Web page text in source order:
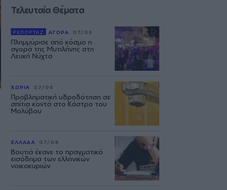
Τελευταία Θέματα
ΡΕΠΟΡΤΑΖ ΑΓΟΡΑ 07/08
Πλημμύρισε από κόσμο η
αγορά της Μυτιλήνης στη
Λευκή Νύχτα
ΧΩΡΙΑ 07/08
Προβληματική υδροδότηση σε
σπίτια κοντά στο Κάστρο του
Μολύβου
ΕΛΛΑΔΑ 07/08
Βουτιά έκανε το πραγματικό
εισόδημα των ελληνικών
νοικοκυριών